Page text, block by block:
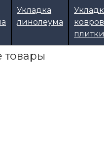
потолки
Eclipse Круг А
Укладка
линолеума
Укладка
плитки